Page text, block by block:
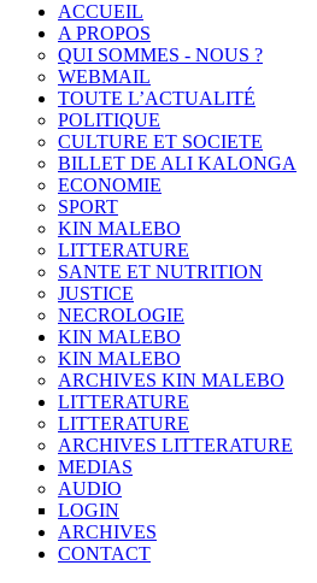
ACCUEIL
A PROPOS
QUI SOMMES - NOUS ?
WEBMAIL
TOUTE L’ACTUALITÉ
POLITIQUE
CULTURE ET SOCIETE
BILLET DE ALI KALONGA
ECONOMIE
SPORT
KIN MALEBO
LITTERATURE
SANTE ET NUTRITION
JUSTICE
NECROLOGIE
KIN MALEBO
KIN MALEBO
ARCHIVES KIN MALEBO
LITTERATURE
LITTERATURE
ARCHIVES LITTERATURE
MEDIAS
AUDIO
LOGIN
ARCHIVES
CONTACT